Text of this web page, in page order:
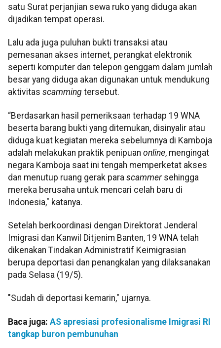
satu Surat perjanjian sewa ruko yang diduga akan
dijadikan tempat operasi.
Lalu ada juga puluhan bukti transaksi atau
pemesanan akses internet, perangkat elektronik
seperti komputer dan telepon genggam dalam jumlah
besar yang diduga akan digunakan untuk mendukung
aktivitas scamming tersebut.
“Berdasarkan hasil pemeriksaan terhadap 19 WNA
beserta barang bukti yang ditemukan, disinyalir atau
diduga kuat kegiatan mereka sebelumnya di Kamboja
adalah melakukan praktik penipuan online, mengingat
negara Kamboja saat ini tengah memperketat akses
dan menutup ruang gerak para scammersehingga
mereka berusaha untuk mencari celah baru di
Indonesia," katanya.
Setelah berkoordinasi dengan Direktorat Jenderal
Imigrasi dan Kanwil Ditjenim Banten, 19 WNA telah
dikenakan Tindakan Administratif Keimigrasian
berupa deportasi dan penangkalan yang dilaksanakan
pada Selasa (19/5).
"Sudah di deportasi kemarin," ujarnya.
Baca juga: AS apresiasi profesionalisme Imigrasi RI
tangkap buron pembunuhan